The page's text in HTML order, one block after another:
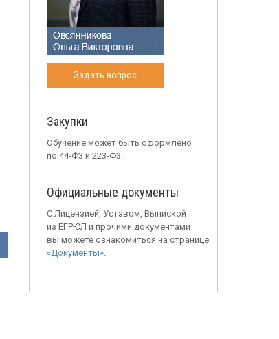
Задать вопрос
Закупки
Обучение может быть оформлено
по 44-Ф3 и 223-Ф3.
Официальные документы
С Лицензией, Уставом, Выпиской
из ЕГРЮЛ и прочими документами
вы можете ознакомиться на странице
«Документы».